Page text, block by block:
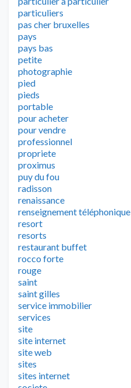
particuliers
pas cher bruxelles
pays
pays bas
petite
photographie
pied
pieds
portable
pour acheter
pour vendre
professionnel
propriete
proximus
puy du fou
radisson
renaissance
renseignement téléphonique
resort
resorts
restaurant buffet
rocco forte
rouge
saint
saint gilles
service immobilier
services
site
site internet
site web
sites
sites internet